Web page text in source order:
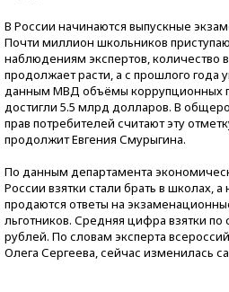
В России начинаются выпускные
Почти миллион школьников
наблюдениям экспертов, количество
продолжает расти, а с прошлого года
данным МВД объёмы коррупционных
достигли 5.5 млрд долларов. В
прав потребителей считают эту
продолжит Евгения Смурыгина.
По данным департамента
России взятки стали брать в школах, а
продаются ответы на
льготников. Средняя цифра взятки по
рублей. По словам эксперта
Олега Сергеева, сейчас изменилась